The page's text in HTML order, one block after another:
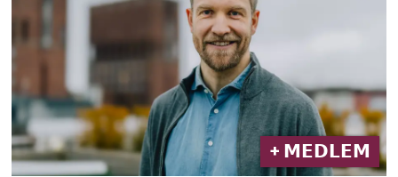
+ 𝗠𝗘𝗗𝗟𝗘𝗠